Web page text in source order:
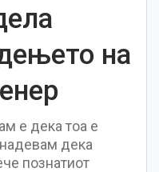
на
е дека тоа е
надевам дека
познатиот